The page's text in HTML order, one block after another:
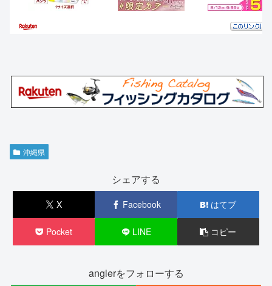
沖縄県
シェアする
X Facebook はてブ
Pocket LINE コピー
anglerをフォローする